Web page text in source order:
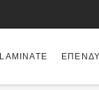
LAMINATE